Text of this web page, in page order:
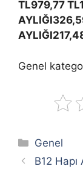
TL979,77 TL
AYLIĞI
AYLIĞI
Genel
Kategoriler
Genel
B12